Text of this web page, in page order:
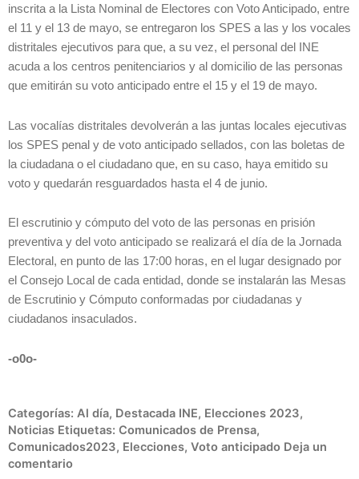
inscrita a la Lista Nominal de Electores con Voto Anticipado, entre
el 11 y el 13 de mayo, se entregaron los SPES a las y los vocales
distritales ejecutivos para que, a su vez, el personal del INE
acuda a los centros penitenciarios y al domicilio de las personas
que emitirán su voto anticipado entre el 15 y el 19 de mayo.
Las vocalías distritales devolverán a las juntas locales ejecutivas
los SPES penal y de voto anticipado sellados, con las boletas de
la ciudadana o el ciudadano que, en su caso, haya emitido su
voto y quedarán resguardados hasta el 4 de junio.
El escrutinio y cómputo del voto de las personas en prisión
preventiva y del voto anticipado se realizará el día de la Jornada
Electoral, en punto de las 17:00 horas, en el lugar designado por
el Consejo Local de cada entidad, donde se instalarán las Mesas
de Escrutinio y Cómputo conformadas por ciudadanas y
ciudadanos insaculados.
-o0o-
Categorías: Al día, Destacada INE, Elecciones 2023,
Noticias Etiquetas: Comunicados de Prensa,
Comunicados2023, Elecciones, Voto anticipado Deja un
comentario